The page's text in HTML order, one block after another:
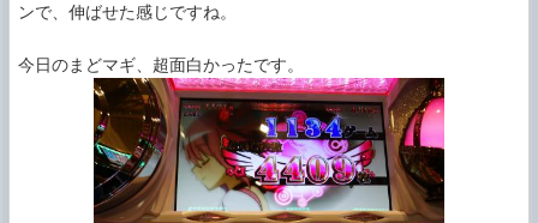
ンで、伸ばせた感じですね。